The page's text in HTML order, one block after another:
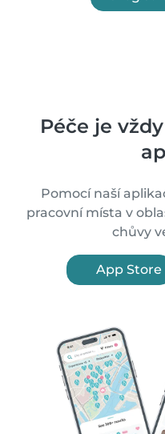
Péče je
Pomocí naší
pracovní místa v
chůvy
App Store